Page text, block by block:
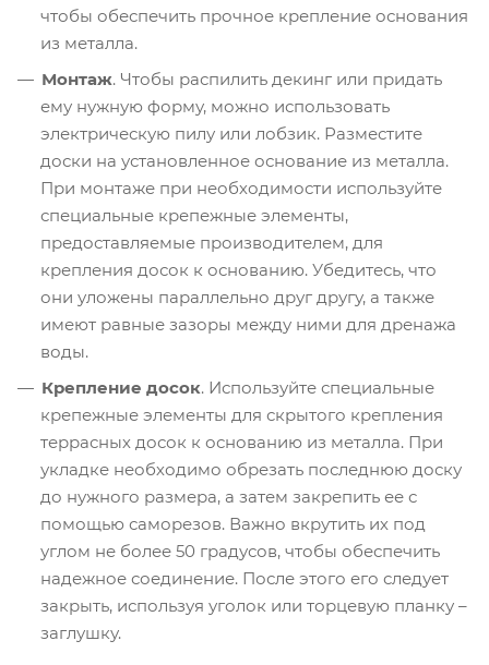
чтобы обеспечить прочное крепление основания
из металла.
Монтаж. Чтобы распилить декинг или придать
ему нужную форму, можно использовать
электрическую пилу или лобзик. Разместите
доски на установленное основание из металла.
При монтаже при необходимости используйте
специальные крепежные элементы,
предоставляемые производителем, для
крепления досок к основанию. Убедитесь, что
они уложены параллельно друг другу, а также
имеют равные зазоры между ними для дренажа
воды.
Крепление досок. Используйте специальные
крепежные элементы для скрытого крепления
террасных досок к основанию из металла. При
укладке необходимо обрезать последнюю доску
до нужного размера, а затем закрепить ее с
помощью саморезов. Важно вкрутить их под
углом не более 50 градусов, чтобы обеспечить
надежное соединение. После этого его следует
закрыть, используя уголок или торцевую планку –
заглушку.